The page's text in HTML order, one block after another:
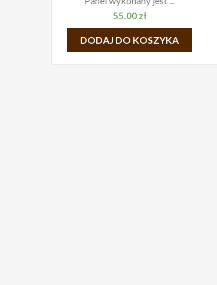
55.00 zł
DODAJ DO KOSZYKA